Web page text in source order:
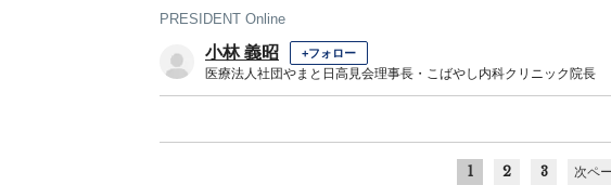
PRESIDENT Online
小林 義昭 +フォロー
医療法人社団やまと日高見会理事長・こばやし内科クリニック院長
1 2 3 次ペ